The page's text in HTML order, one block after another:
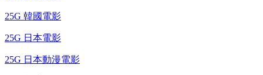
25G 韓國電影
25G 日本電影
25G 日本動漫電影